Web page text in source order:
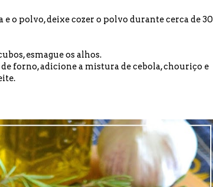
o polvo, deixe cozer o polvo durante cerca de 30
esmague os alhos.
forno, adicione a mistura de cebola, chouriço e